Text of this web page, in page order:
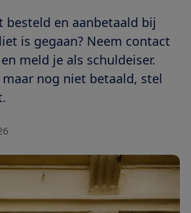
besteld en aanbetaald bij
is gegaan? Neem contact
meld je als schuldeiser.
nog niet betaald, stel